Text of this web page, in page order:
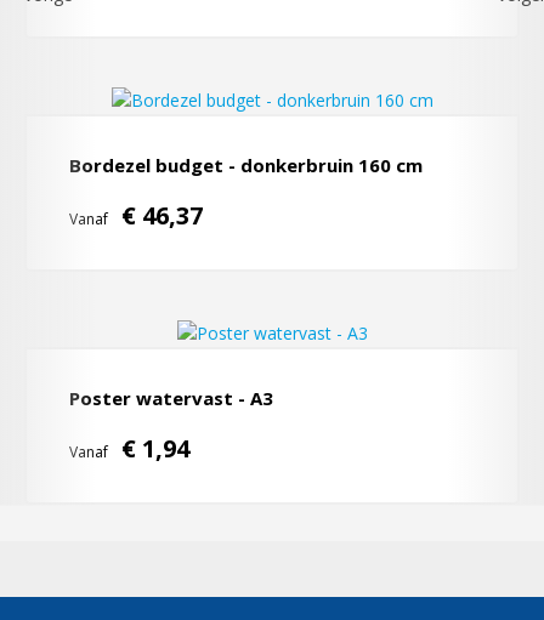
Bordezel budget - donkerbruin 160 cm
Vanaf € 46,37
Poster watervast - A3
Vanaf € 1,94